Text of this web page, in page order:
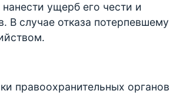
ущерб его чести и
В случае отказа потерпевшему
правоохранительных органов